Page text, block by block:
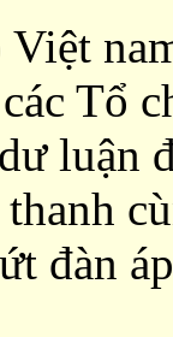
Tổ
luận
đàn